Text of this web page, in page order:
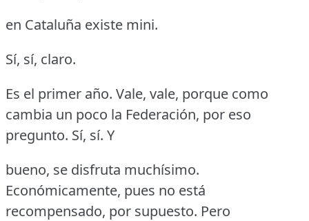
en Cataluña existe mini.
Sí, sí, claro.
Es el primer año. Vale, vale, porque como
cambia un poco la Federación, por eso
pregunto. Sí, sí. Y
bueno, se disfruta muchísimo.
Económicamente, pues no está
recompensado, por supuesto. Pero